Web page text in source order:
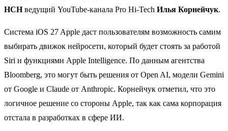
НСНведущий YouTube‑канала Pro Hi‑Tech Илья Корнейчук.
Система iOS 27 Apple даст пользователям возможность самим
выбирать движок нейросети, который будет стоять за работой
Siri и функциями Apple Intelligence. По данным агентства
Bloomberg, это могут быть решения от Open AI, модели Gemini
от Google и Claude от Anthropic. Корнейчук отметил, что это
логичное решение со стороны Apple, так как сама корпорация
отстала в разработках в сфере ИИ.